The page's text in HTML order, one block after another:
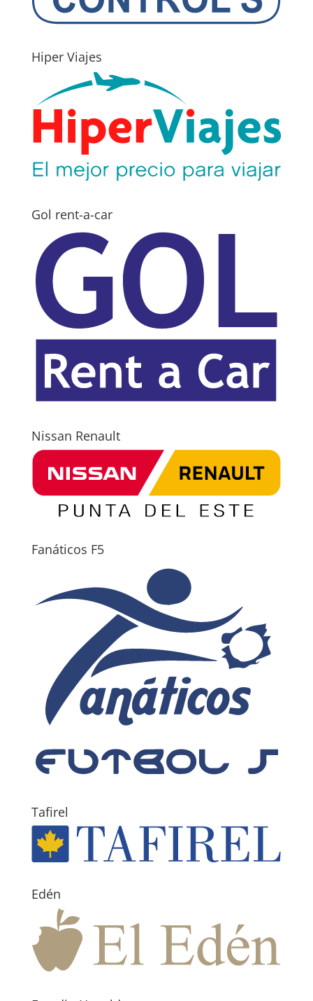
Hiper Viajes
Gol rent-a-car
Nissan Renault
Fanáticos F5
Tafirel
Edén